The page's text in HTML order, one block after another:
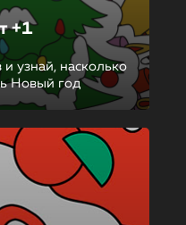
+1
узнай, насколько
Новый год